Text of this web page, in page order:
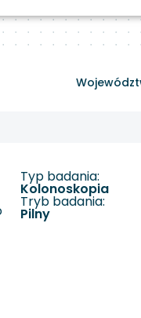
Typ badania:
kolonoskopia
Tryb badania:
Pilny